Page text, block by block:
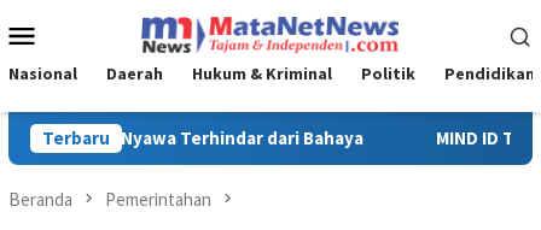
ke
Mobile
Nasional Daerah Hukum & Kriminal Politik Pendidikan
Terbaru
MIND ID Tegaskan Dukungan Penuh Bagi PT Vale di
Beranda Pemerintahan